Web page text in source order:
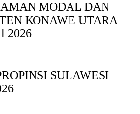
MODAL DAN
ΚΟNAWE UTARA
2026
SULAWESI